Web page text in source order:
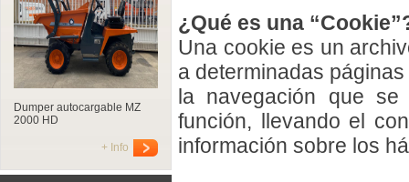
Dumper autocargable MZ
2000 HD
+ Info
¿Qué es una
Una cookie es un
a determinadas
la navegación que se
función, llevando el
información sobre los